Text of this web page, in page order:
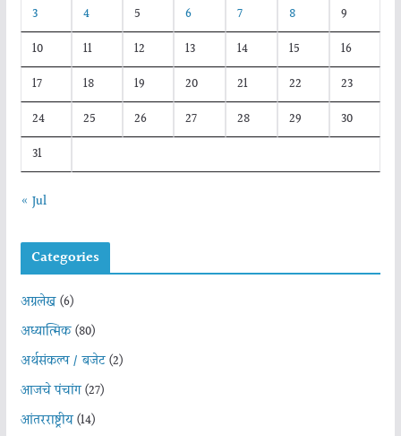
3
4 5 6 7 8
9
10
11 12 13 14 15
16
17
18 19 20 21 22
23
24
25 26 27 28 29
30
31
« Jul
Categories
अग्रलेख(6)
अध्यात्मिक(80)
अर्थसंकल्प / बजेट(2)
आजचे पंचांग(27)
आंतरराष्ट्रीय(14)